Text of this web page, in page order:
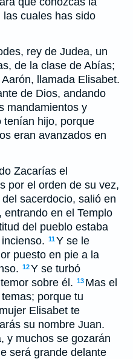
cuales has sido
rey de Judea, un
de la clase de Abías;
llamada Elisabet.
de Dios, andando
mandamientos y
tenían hijo, porque
eran avanzados en
Zacarías el
por el orden de su vez,
sacerdocio, salió en
en el Templo
del pueblo estaba
11Y se le
puesto en pie a la
12Y se turbó
sobre él. 13 Mas el
porque tu
Elisabet te
su nombre Juan.
y muchos se gozarán
será grande delante